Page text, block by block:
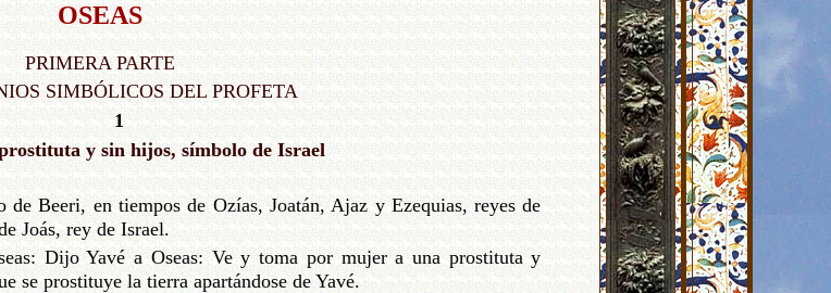
OSEAS
PRIMERA PARTE
SIMBÓLICOS DEL PROFETA
1
y sin hijos, símbolo de Israel
de Beeri, en tiempos de Ozías, Joatán, Ajaz y Ezequias, reyes de
Joás, rey de Israel.
Dijo Yavé a Oseas: Ve y toma por mujer a una prostituta y
se prostituye la tierra apartándose de Yavé.